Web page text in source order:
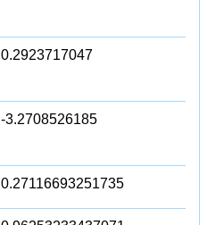
0.2923717047
-3.2708526185
0.27116693251735